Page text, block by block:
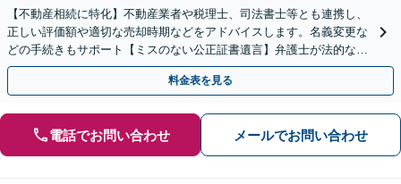
【不動産相続に特化】不動産業者や税理士、司法書士等とも連携し、
正しい評価額や適切な売却時期などをアドバイスします。名義変更な
どの手続きもサポート【ミスのない公正証書遺言】弁護士が法的な観
点から遺言書を作成します。
料金表を見る
電話でお問い合わせ メールでお問い合わせ